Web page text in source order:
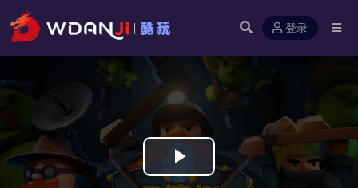
登录
Play